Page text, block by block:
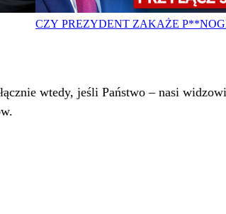
CZY PREZYDENT ZAKAŻE
wtedy, jeśli Państwo – nasi